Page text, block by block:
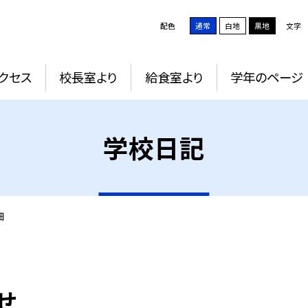
配色 通常 白地 黒地 文字
セス 校長室より 給食室より 学年のページ
学校日記